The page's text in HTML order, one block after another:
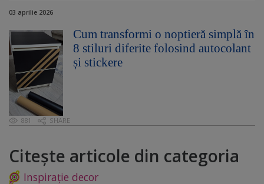
03 aprilie 2026
Cum transformi o noptieră simplă în
8 stiluri diferite folosind autocolant
și stickere
881 SHARE
Citește articole din categoria
Inspirație decor